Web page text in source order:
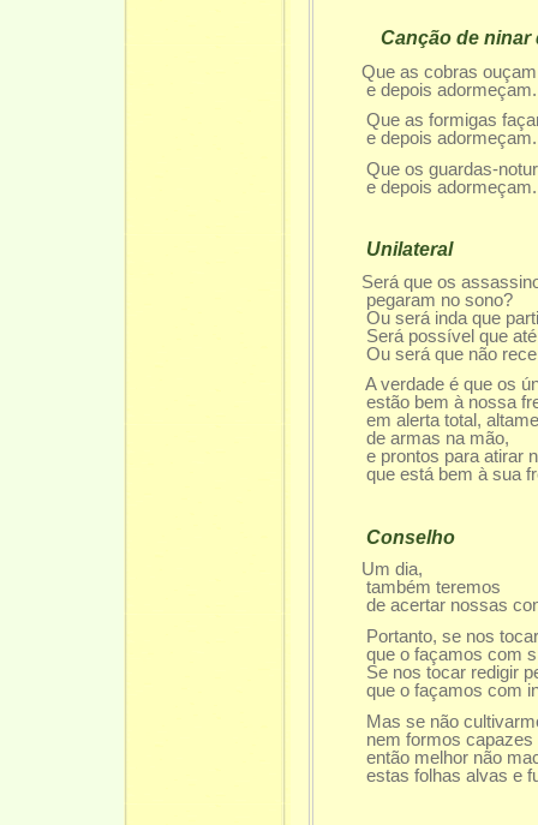
Canção de ninar
Que as cobras
e depois
Que as formigas
e depois adormeçam.
Que os guardas-
e depois adormeçam.
Unilateral
Será que os
pegaram no sono?
Ou será inda que
Será possível que até
Ou será que não
A verdade é que os
estão bem à nossa
em alerta total,
de armas na mão,
e prontos para atirar
que está bem à sua
Conselho
Um dia,
também teremos
de acertar nossas
Portanto, se nos tocar
que o façamos com
Se nos tocar redigir
que o façamos com
Mas se não
nem formos capazes
então melhor não
estas folhas alvas e